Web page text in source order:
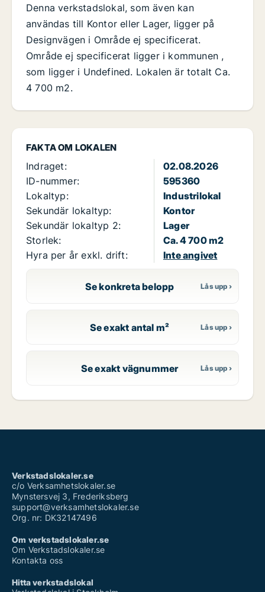
FAKTA OM LOKALEN
Indraget:
02.08.2026
ID-nummer:
595360
Lokaltyp:
Industrilokal
Sekundär lokaltyp:
Kontor
Sekundär lokaltyp 2:
Lager
Storlek:
Ca. 4 700 m2
Hyra per år exkl. drift:
Inte angivet
Se konkreta belopp
Se exakt antal m²
Se exakt vägnummer
Denna verkstadslokal, som även kan
användas till Kontor eller Lager, ligger på
Designvägen i Område ej specificerat.
Område ej specificerat ligger i kommunen ,
som ligger i Undefined. Lokalen är totalt Ca.
4 700 m2.
Verkstadslokaler.se
c/o Verksamhetslokaler.se
Mynstersvej 3, Frederiksberg
support@verksamhetslokaler.se
Org. nr: DK32147496
Om verkstadslokaler.se
Om Verkstadslokaler.se
Kontakta oss
Hitta verkstadslokal